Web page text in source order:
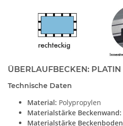
ÜBERLAUFBECKEN: PLATIN
Technische Daten
Material: Polypropylen
Materialstärke Beckenwand:
Materialstärke